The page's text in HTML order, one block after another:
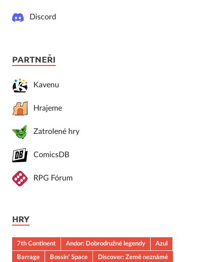
Discord
PARTNEŘI
Kavenu
Hrajeme
Zatrolené hry
ComicsDB
RPG Fórum
HRY
7th Continent Andor: Dobrodružné legendy
Azul
Barrage
Bossin' Space
Discover: Země neznámé